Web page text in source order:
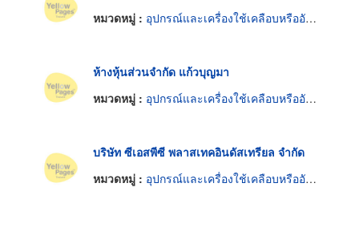
หมวดหมู่ : อุปกรณ์และเครื่องใช้เคลือบหรืออัดพลาสติก
ห้างหุ้นส่วนจำกัด แก้วบุญมา
หมวดหมู่ : อุปกรณ์และเครื่องใช้เคลือบหรืออัดพลาสติก
บริษัท ซีเอสพีซี พลาสเทคอินดัสเทรียล จำกัด
หมวดหมู่ : อุปกรณ์และเครื่องใช้เคลือบหรืออัดพลาสติก